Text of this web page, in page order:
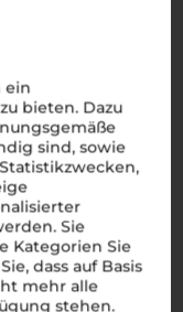
ein
bieten. Dazu
sind, sowie
Sie
Kategorien Sie
dass auf Basis
mehr alle
stehen.